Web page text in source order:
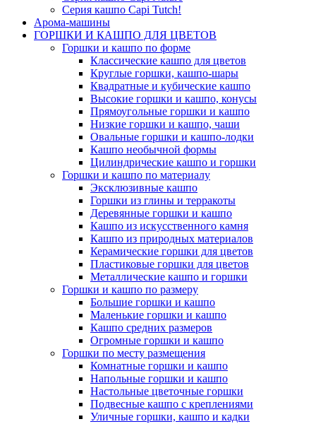
Серия кашпо Capi Tutch!
Арома-машины
ГОРШКИ И КАШПО ДЛЯ ЦВЕТОВ
Горшки и кашпо по форме
Классические кашпо для цветов
Круглые горшки, кашпо-шары
Квадратные и кубические кашпо
Высокие горшки и кашпо, конусы
Прямоугольные горшки и кашпо
Низкие горшки и кашпо, чаши
Овальные горшки и кашпо-лодки
Кашпо необычной формы
Цилиндрические кашпо и горшки
Горшки и кашпо по материалу
Эксклюзивные кашпо
Горшки из глины и терракоты
Деревянные горшки и кашпо
Кашпо из искусственного камня
Кашпо из природных материалов
Керамические горшки для цветов
Пластиковые горшки для цветов
Металлические кашпо и горшки
Горшки и кашпо по размеру
Большие горшки и кашпо
Маленькие горшки и кашпо
Кашпо средних размеров
Огромные горшки и кашпо
Горшки по месту размещения
Комнатные горшки и кашпо
Напольные горшки и кашпо
Настольные цветочные горшки
Подвесные кашпо с креплениями
Уличные горшки, кашпо и кадки